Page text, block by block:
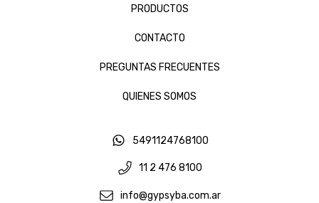
PRODUCTOS
CONTACTO
PREGUNTAS FRECUENTES
QUIENES SOMOS
5491124768100
11 2 476 8100
info@gypsyba.com.ar